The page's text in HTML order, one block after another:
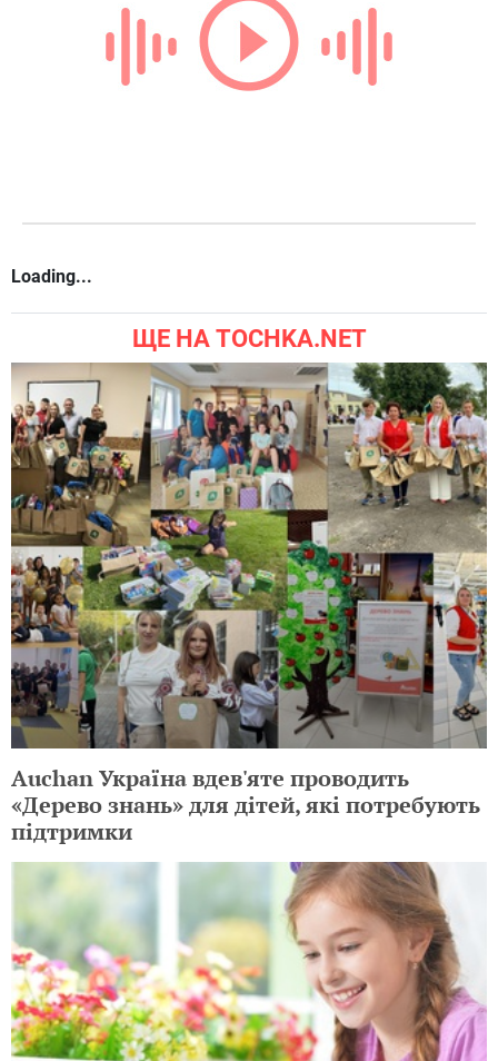
Loading...
ЩЕ НА TOCHKA.NET
Auchan Україна вдев'яте проводить
«Дерево знань» для дітей, які потребують
підтримки